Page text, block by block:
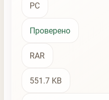
PC
Проверено
RAR
551.7 KB